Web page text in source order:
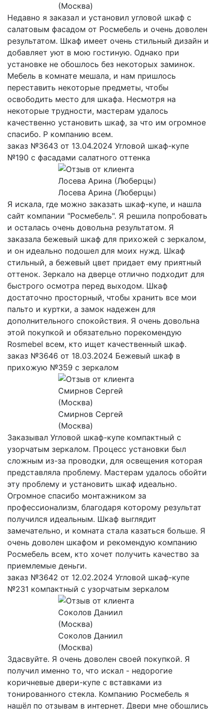
(Москва)
Недавно я заказал и установил угловой шкаф с
салатовым фасадом от Росмебель и очень доволен
результатом. Шкаф имеет очень стильный дизайн и
добавляет уют в мою гостиную. Однако при
установке не обошлось без некоторых заминок.
Мебель в комнате мешала, и нам пришлось
переставить некоторые предметы, чтобы
освободить место для шкафа. Несмотря на
некоторые трудности, мастерам удалось
качественно установить шкаф, за что им огромное
спасибо. Р компанию всем.
заказ №3643 от 13.04.2024 Угловой шкаф-купе
№190 с фасадами салатного оттенка
Лосева Арина (Люберцы)
Я искала, где можно заказать шкаф-купе, и нашла
сайт компании "Росмебель". Я решила попробовать
и осталась очень довольна результатом. Я
заказала бежевый шкаф для прихожей с зеркалом,
и он идеально подошел для моих нужд. Шкаф
стильный, а бежевый цвет придает ему приятный
оттенок. Зеркало на дверце отлично подходит для
быстрого осмотра перед выходом. Шкаф
достаточно просторный, чтобы хранить все мои
пальто и куртки, а замок надежен для
дополнительного спокойствия. Я очень довольна
этой покупкой и обязательно порекомендую
Rosmebel всем, кто ищет качественный шкаф.
заказ №3646 от 18.03.2024 Бежевый шкаф в
прихожую №359 с зеркалом
Смирнов Сергей
(Москва)
Заказывал Угловой шкаф-купе компактный с
узорчатым зеркалом. Процесс установки был
сложным из-за проводки, для освещения которая
представляла проблему. Мастерам удалось обойти
эту проблему и установить шкаф идеально.
Огромное спасибо монтажником за
профессионализм, благодаря которому результат
получился идеальным. Шкаф выглядит
замечательно, и комната стала казаться больше. Я
очень доволен шкафом и рекомендую компанию
Росмебель всем, кто хочет получить качество за
приемлемые деньги.
заказ №3642 от 12.02.2024 Угловой шкаф-купе
№231 компактный с узорчатым зеркалом
Соколов Даниил
(Москва)
Здасвуйте. Я очень доволен своей покупкой. Я
получил именно то, что искал - недорогие
коричневые двери-купе с вставками из
тонированного стекла. Компанию Росмебель я
нашёл по отзывам в интернет. Двери мне обошлись